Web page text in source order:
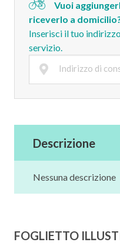
Vuoi
riceverlo a
Inserisci il tuo
servizio.
Descrizione
Nessuna descrizione
FOGLIETTO